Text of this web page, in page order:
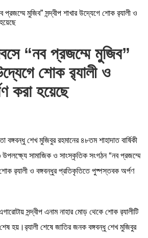
প্রজম্মে মুজিব” সন্দ্বীপ শাখার উদ্যেগে শোক র‍্যালী ও
“নব প্রজম্মে মুজিব”
শোক র‍্যালী ও
করা হয়েছে
বঙ্গবন্ধু শেখ মুজিবুর রহমানের ৪৮তম শাহাদাত বার্ষিকী
সামাজিক ও সাংস্কৃতিক সংগঠন “নব প্রজম্মে
শোক র‌্যালী ও বঙ্গবন্ধুর প্রতিকৃতিতে পুষ্পস্তবক অর্পণ
সন্দ্বীপ এনাম নাহার মোড় থেকে শোক র‍্যালীটি
হয়।র‍্যালী শেষে জাতির জনক বঙ্গবন্ধু শেখ মুজিবুর